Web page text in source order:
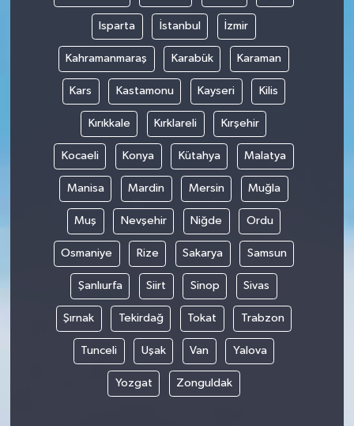
Isparta İstanbul İzmir
Kahramanmaraş Karabük Karaman
Kars Kastamonu Kayseri Kilis
Kırıkkale Kırklareli Kırşehir
Kocaeli Konya Kütahya Malatya
Manisa Mardin Mersin Muğla
Muş Nevşehir Niğde Ordu
Osmaniye Rize Sakarya Samsun
Şanlıurfa Siirt Sinop Sivas
Şırnak Tekirdağ Tokat Trabzon
Tunceli Uşak Van Yalova
Yozgat Zonguldak